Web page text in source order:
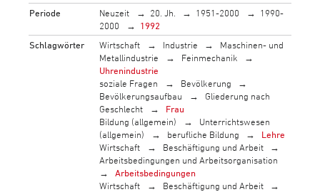
Periode
Neuzeit 20. Jh. 1951-2000
1990-
2000
1992
Schlagwörter
Wirtschaft Industrie
Maschinen- und
Metallindustrie
Feinmechanik
Uhrenindustrie
soziale Fragen
Bevölkerung
Bevölkerungsaufbau
Gliederung nach
Geschlecht
Frau
Bildung (allgemein)
Unterrichtswesen
(allgemein)
berufliche Bildung
Lehre
Wirtschaft
Beschäftigung und Arbeit
Arbeitsbedingungen und Arbeitsorganisation
Arbeitsbedingungen
Wirtschaft
Beschäftigung und Arbeit